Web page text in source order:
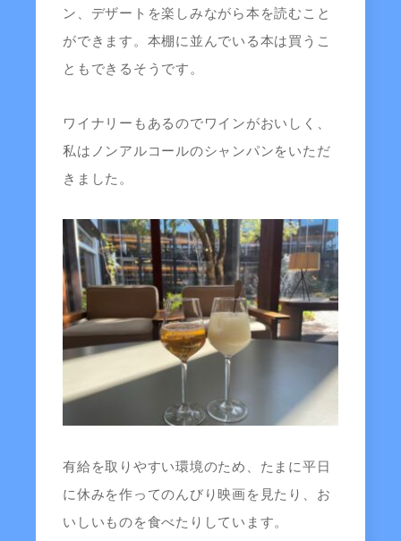
ン、デザートを楽しみながら本を読むこと
ができます。本棚に並んでいる本は買うこ
ともできるそうです。
ワイナリーもあるのでワインがおいしく、
私はノンアルコールのシャンパンをいただ
きました。
有給を取りやすい環境のため、たまに平日
に休みを作ってのんびり映画を見たり、お
いしいものを食べたりしています。